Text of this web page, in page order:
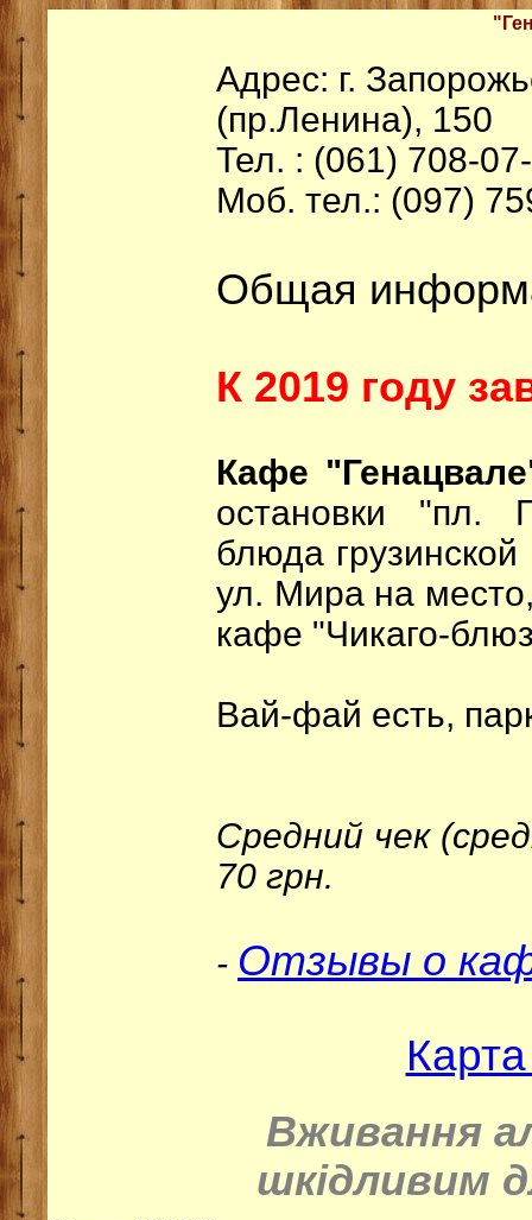
Адрес: г.
(пр.Ленина), 150
Тел. : (061) 708-
Моб. тел.: (097)
Общая
К 2019 году
Кафе
остановки "пл.
блюда
ул. Мира на
кафе "Чикаго-
Вай-фай есть,
Средний чек
70 грн.
- Отзывы о
Вживання
шкідливим